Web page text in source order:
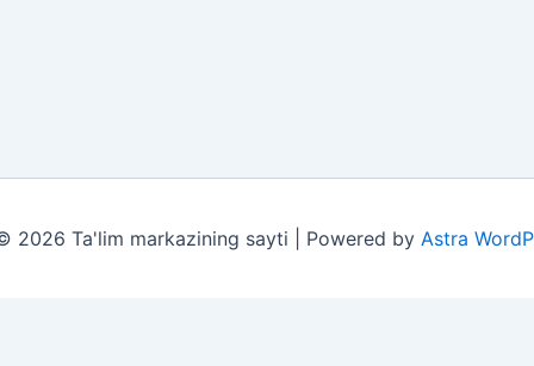
2026 Ta'lim markazining sayti | Powered by Astra